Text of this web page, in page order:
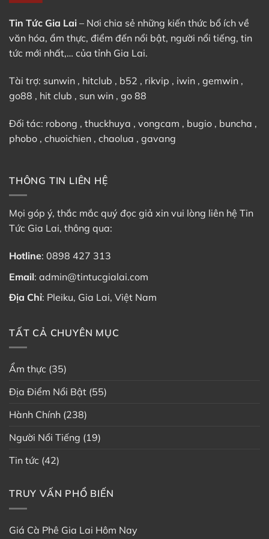
Bản
Tin Tức Gia Lai – Nơi chia sẻ những kiến thức bổ ích về
văn hóa, ẩm thực, điểm đến nổi bật, người nổi tiếng, tin
tức mới nhất,… của tỉnh Gia Lai.
Tài trợ: sunwin , hitclub , b52 , rikvip , iwin , gemwin ,
go88 , hit club , sun win , go 88
Đối tác: robong , thuckhuya , vongcam , bugio , buncha ,
phobo , chuoichien , chaolua , gavang
THÔNG TIN LIÊN HỆ
Mọi góp ý, thắc mắc quý đọc giả xin vui lòng liên hệ Tin
Tức Gia Lai, thông qua:
Hotline: 0898 427 313
Email: admin@tintucgialai.com
Địa Chỉ: Pleiku, Gia Lai, Việt Nam
TẤT CẢ CHUYÊN MỤC
Ẩm thực (35)
Địa Điểm Nổi Bật (55)
Hành Chính (238)
Người Nổi Tiếng (19)
Tin tức (42)
TRUY VẤN PHỔ BIẾN
Giá Cà Phê Gia Lai Hôm Nay